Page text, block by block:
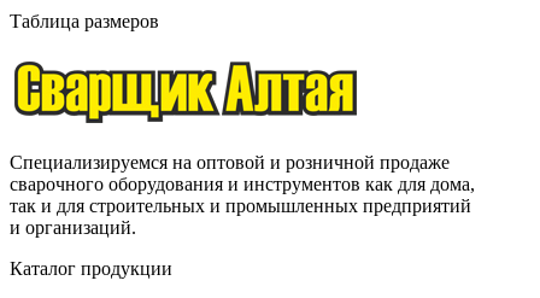
Таблица размеров
Специализируемся на оптовой и розничной продаже
сварочного оборудования и инструментов как для дома,
так и для строительных и промышленных предприятий
и организаций.
Каталог продукции